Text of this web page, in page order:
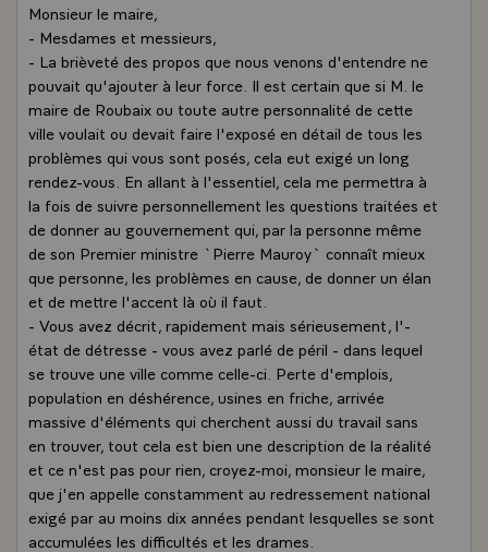
Monsieur le maire,
- Mesdames et messieurs,
- La brièveté des propos que nous venons d'entendre ne
pouvait qu'ajouter à leur force. Il est certain que si M. le
maire de Roubaix ou toute autre personnalité de cette
ville voulait ou devait faire l'exposé en détail de tous les
problèmes qui vous sont posés, cela eut exigé un long
rendez-vous. En allant à l'essentiel, cela me permettra à
la fois de suivre personnellement les questions traitées et
de donner au gouvernement qui, par la personne même
de son Premier ministre `Pierre Mauroy` connaît mieux
que personne, les problèmes en cause, de donner un élan
et de mettre l'accent là où il faut.
- Vous avez décrit, rapidement mais sérieusement, l'-
état de détresse - vous avez parlé de péril - dans lequel
se trouve une ville comme celle-ci. Perte d'emplois,
population en déshérence, usines en friche, arrivée
massive d'éléments qui cherchent aussi du travail sans
en trouver, tout cela est bien une description de la réalité
et ce n'est pas pour rien, croyez-moi, monsieur le maire,
que j'en appelle constamment au redressement national
exigé par au moins dix années pendant lesquelles se sont
accumulées les difficultés et les drames.